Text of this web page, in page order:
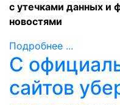
с утечками данных и
новостями
Подробнее ...
С
сайтов